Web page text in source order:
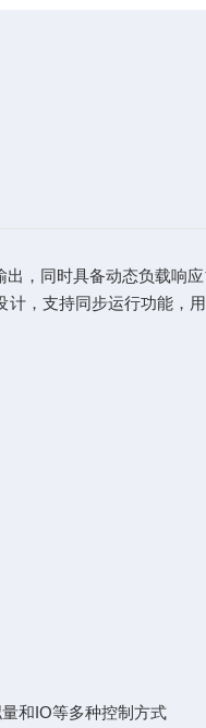
，同时具备动态负载响
，支持同步运行功能，
和IO等多种控制方式